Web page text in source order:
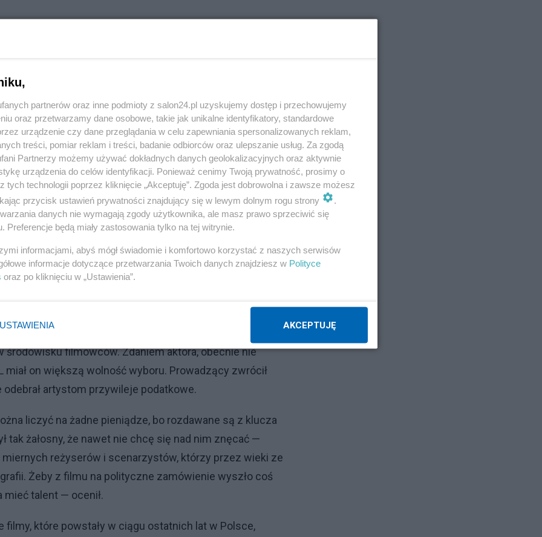
Reklama
stołki — powiedział.
Sąd przychyla się do wniosku policji
filmowym
środowisku filmowców. Zdaniem aktora, obecnie nie
miał on większą wolność wyboru. Prowadzący zwrócił
artystom przywileje podatkowe.
liczyć na żadne pieniądze, bo rozdawane są z klucza
tak żałosny, że nawet nie chcę się nad nim znęcać —
reżyserów i scenarzystów, którzy przez wieki ze
Żeby z filmu na polityczne zamówienie wyszło coś
mieć talent — ocenił.
filmy, które powstały w ciągu ostatnich lat w Polsce,
partnerów oraz inne podmioty z salon24.pl uzyskujemy dostęp i przechowujemy
oraz przetwarzamy dane osobowe, takie jak unikalne identyfikatory, standardowe
urządzenie czy dane przeglądania w celu zapewniania spersonalizowanych reklam,
treści, pomiar reklam i treści, badanie odbiorców oraz ulepszanie usług. Za zgodą
Partnerzy możemy używać dokładnych danych geolokalizacyjnych oraz aktywnie
urządzenia do celów identyfikacji. Ponieważ cenimy Twoją prywatność, prosimy o
tych technologii poprzez kliknięcie „Akceptuję”. Zgoda jest dobrowolna i zawsze możesz
przycisk ustawień prywatności znajdujący się w lewym dolnym rogu strony
.
danych nie wymagają zgody użytkownika, ale masz prawo sprzeciwić się
Preferencje będą miały zastosowania tylko na tej witrynie.
informacjami, abyś mógł świadomie i komfortowo korzystać z naszych serwisów
informacje dotyczące przetwarzania Twoich danych znajdziesz w Polityce
oraz po kliknięciu w „Ustawienia”.
USTAWIENIA AKCEPTUJĘ